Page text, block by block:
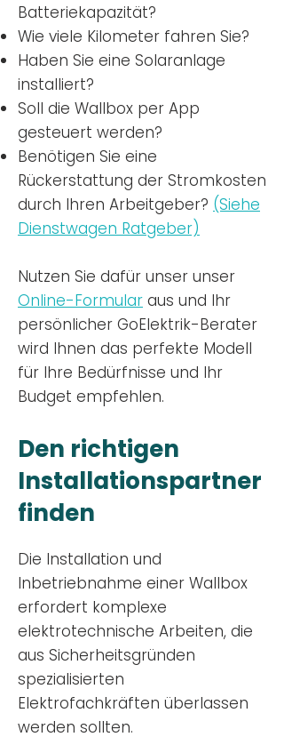
Batteriekapazität?
Wie viele Kilometer fahren Sie?
Haben Sie eine Solaranlage
installiert?
Soll die Wallbox per App
gesteuert werden?
Benötigen Sie eine
Rückerstattung der Stromkosten
durch Ihren Arbeitgeber? (Siehe
Dienstwagen Ratgeber)
Nutzen Sie dafür unser unser
Online-Formular aus und Ihr
persönlicher GoElektrik-Berater
wird Ihnen das perfekte Modell
für Ihre Bedürfnisse und Ihr
Budget empfehlen.
Den richtigen
Installationspartner
finden
Die Installation und
Inbetriebnahme einer Wallbox
erfordert komplexe
elektrotechnische Arbeiten, die
aus Sicherheitsgründen
spezialisierten
Elektrofachkräften überlassen
werden sollten.